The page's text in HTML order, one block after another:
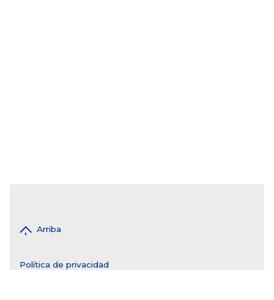
Arriba
Política de privacidad